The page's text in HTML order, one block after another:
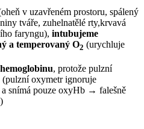
v uzavřeném prostoru, spálený
tváře, zuhelnatělé rty,krvavá
faryngu), intubujeme
a temperovaný O2 (urychluje
, protože pulzní
oxymetr ignoruje
snímá pouze oxyHb → falešně